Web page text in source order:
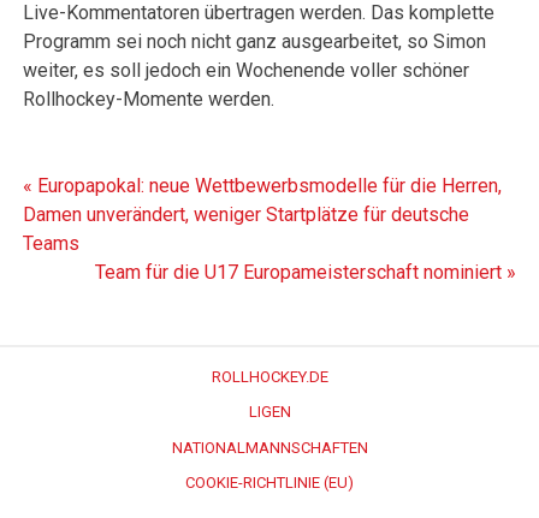
Live-Kommentatoren übertragen werden. Das komplette
Programm sei noch nicht ganz ausgearbeitet, so Simon
weiter, es soll jedoch ein Wochenende voller schöner
Rollhockey-Momente werden.
Beitragsnavigation
« Europapokal: neue Wettbewerbsmodelle für die Herren,
Damen unverändert, weniger Startplätze für deutsche
Teams
Team für die U17 Europameisterschaft nominiert »
ROLLHOCKEY.DE
LIGEN
NATIONALMANNSCHAFTEN
COOKIE-RICHTLINIE (EU)